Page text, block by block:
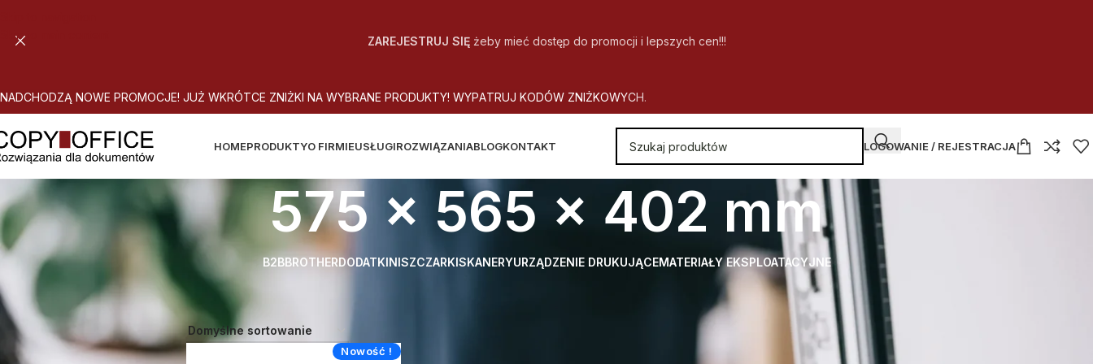
Skip to main content
ZAREJESTRUJ SIĘżeby mieć dostęp do promocji i lepszych cen!!!
NADCHODZĄ NOWE PROMOCJE! JUŻ WKRÓTCE ZNIŻKI NA WYBRANE PRODUKTY! WYPATRUJ KODÓW ZNIŻKOWYCH.
HOMEPRODUKTYO FIRMIEUSŁUGIROZWIĄZANIABLOGKONTAKT LOGOWANIE / REJESTRACJA
575 x 565 x 402 mm
B2BBROTHERDODATKINISZCZARKISKANERYURZĄDZENIE DRUKUJĄCEMATERIAŁY EKSPLOATACYJNE
Strona główna
Nowość !